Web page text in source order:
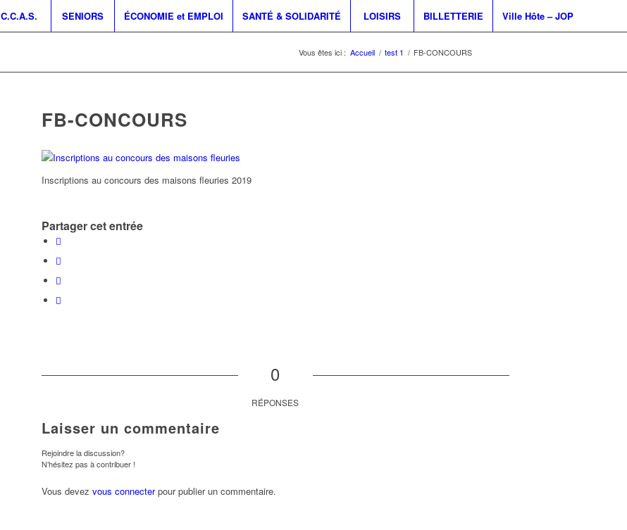
C.C.A.S. SENIORS ÉCONOMIE et EMPLOI SANTÉ & SOLIDARITÉ LOISIRS BILLETTERIE Ville Hôte – JOP
Vous êtes ici : Accueil / test 1 / FB-CONCOURS
FB-CONCOURS
Inscriptions au concours des maisons fleuries 2019
Partager cet entrée
0
RÉPONSES
Laisser un commentaire
Rejoindre la discussion?
N’hésitez pas à contribuer !
Vous devez vous connecterpour publier un commentaire.